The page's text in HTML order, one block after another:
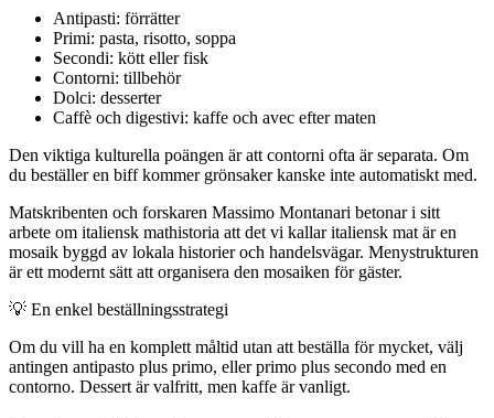
Antipasti: förrätter
Primi: pasta, risotto, soppa
Secondi: kött eller fisk
Contorni: tillbehör
Dolci: desserter
Caffè och digestivi: kaffe och avec efter maten
Den viktiga kulturella poängen är att contorni ofta är separata. Om
du beställer en biff kommer grönsaker kanske inte automatiskt med.
Matskribenten och forskaren Massimo Montanari betonar i sitt
arbete om italiensk mathistoria att det vi kallar italiensk mat är en
mosaik byggd av lokala historier och handelsvägar. Menystrukturen
är ett modernt sätt att organisera den mosaiken för gäster.
💡 En enkel beställningsstrategi
Om du vill ha en komplett måltid utan att beställa för mycket, välj
antingen antipasto plus primo, eller primo plus secondo med en
contorno. Dessert är valfritt, men kaffe är vanligt.